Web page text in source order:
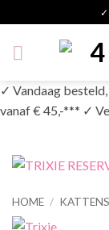
to
content
✓
✓ Vandaag
vanaf € 45,-*** ✓
HOME /